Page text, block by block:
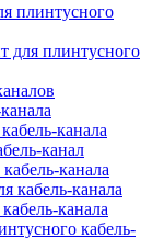
плинтусного
для плинтусного
канала
канал
канала
кабель-канала
канала
кабель-